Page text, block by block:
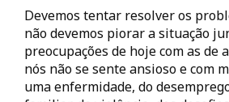
Devemos tentar resolver os
não devemos piorar a situação
preocupações de hoje com as de
nós não se sente ansioso e com
uma enfermidade, do